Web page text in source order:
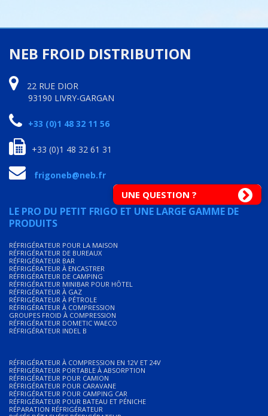
NEB FROID DISTRIBUTION
22 RUE DIOR
93190 LIVRY-GARGAN
+33 (0)1 48 32 11 56
+33 (0)1 48 32 61 31
frigoneb@neb.fr
LE PRO DU PETIT FRIGO ET UNE LARGE GAMME DE
PRODUITS
RÉFRIGÉRATEUR POUR LA MAISON
RÉFRIGÉRATEUR DE BUREAUX
RÉFRIGÉRATEUR BAR
RÉFRIGÉRATEUR À ENCASTRER
RÉFRIGÉRATEUR DE CAMPING
RÉFRIGÉRATEUR MINIBAR POUR HÔTEL
RÉFRIGÉRATEUR À GAZ
RÉFRIGÉRATEUR À PÉTROLE
RÉFRIGÉRATEUR À COMPRESSION
GROUPES FROID À COMPRESSION
RÉFRIGÉRATEUR DOMETIC WAECO
RÉFRIGÉRATEUR INDEL B
RÉFRIGÉRATEUR À COMPRESSION EN 12V ET 24V
RÉFRIGÉRATEUR PORTABLE À ABSORPTION
RÉFRIGÉRATEUR POUR CAMION
RÉFRIGÉRATEUR POUR CARAVANE
RÉFRIGÉRATEUR POUR CAMPING CAR
RÉFRIGÉRATEUR POUR BATEAU ET PÉNICHE
RÉPARATION RÉFRIGÉRATEUR
UNE QUESTION ?